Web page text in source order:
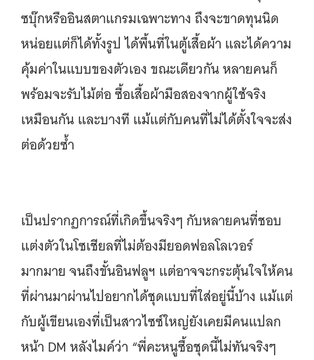
ซบุ๊กหรืออินสตาแกรมเฉพาะทาง ถึงจะขาดทุนนิด
หน่อยแต่ก็ได้ทั้งรูป ได้พื้นที่ในตู้เสื้อผ้า และได้ความ
คุ้มค่าในแบบของตัวเอง ขณะเดียวกัน หลายคนก็
พร้อมจะรับไม้ต่อ ซื้อเสื้อผ้ามือสองจากผู้ใช้จริง
เหมือนกัน และบางที แม้แต่กับคนที่ไม่ได้ตั้งใจจะส่ง
ต่อด้วยซ้ำ
เป็นปรากฏการณ์ที่เกิดขึ้นจริงๆ กับหลายคนที่ชอบ
แต่งตัวในโซเชียลที่ไม่ต้องมียอดฟอลโลเวอร์
มากมาย จนถึงขั้นอินฟลูฯ แต่อาจจะกระตุ้นใจให้คน
ที่ผ่านมาผ่านไปอยากได้ชุดแบบที่ใส่อยู่นี้บ้าง แม้แต่
กับผู้เขียนเองที่เป็นสาวไซซ์ใหญ่ยังเคยมีคนแปลก
หน้า DM หลังไมค์ว่า “พี่คะหนูซื้อชุดนี้ไม่ทันจริงๆ